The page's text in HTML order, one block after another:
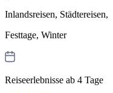
Inlandsreisen, Städtereisen,
Festtage, Winter
Reiseerlebnisse ab 4 Tage